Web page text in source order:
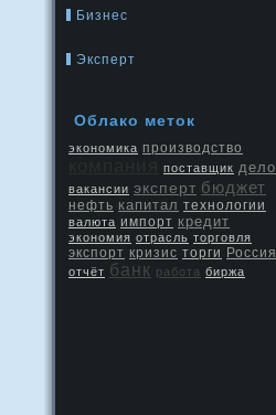
Бизнес
Эксперт
Облако метοк
экономика производство
поставщик дело
вакансии эксперт бюджет
нефть капитал технологии
валюта импорт кредит
экономия отрасль торговля
экспорт кризис торги Россия
отчёт банк работа биржа